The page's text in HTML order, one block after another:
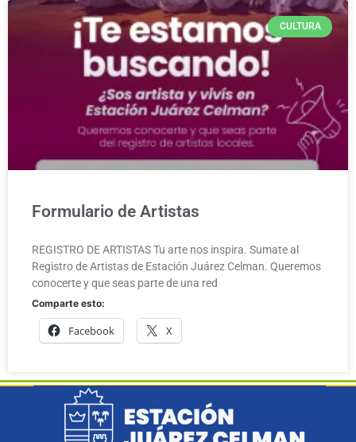
CULTURA
Formulario de Artistas
REGISTRO DE ARTISTAS Tu arte nos inspira. Sumate al
Registro de Artistas de Estación Juárez Celman. Queremos
conocerte y que seas parte de una red
Comparte esto:
Facebook X